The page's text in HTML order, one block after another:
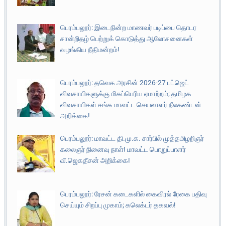
பெரம்பலூர்: இடைநின்ற மாணவர் படிப்பை தொடர
சான்றிதழ் பெற்றுக் கொடுத்து ஆலோசனைகள்
வழங்கிய நீதிமன்றம்!
பெரம்பலூர்: தவெக அரசின் 2026-27 பட்ஜெட்
விவசாயிகளுக்கு மிகப்பெரிய ஏமாற்றம்; தமிழக
விவசாயிகள் சங்க மாவட்ட செயலாளர் நீலகண்டன்
அறிக்கை!
பெரம்பலூர்: மாவட்ட தி.மு.க. சார்பில் முத்தமிழறிஞர்
கலைஞர் நினைவு நாள்! மாவட்ட பொறுப்பாளர்
வீ.ஜெகதீசன் அறிக்கை!
பெரம்பலூர்: ரேசன் கடைகளில் கைவிரல் ரேகை பதிவு
செய்யும் சிறப்பு முகாம்; கலெக்டர் தகவல்!